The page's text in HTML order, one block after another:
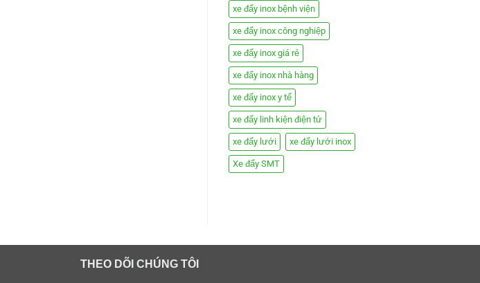
xe đẩy inox bệnh viện
xe đẩy inox công nghiệp
xe đẩy inox giá rẻ
xe đẩy inox nhà hàng
xe đẩy inox y tế
xe đẩy linh kiện điện tử
xe đẩy lưới xe đẩy lưới inox
Xe đẩy SMT
THEO DÕI CHÚNG TÔI